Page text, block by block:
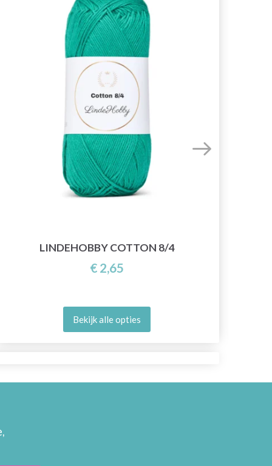
LINDEHOBBY COTTON 8/4
€ 2,65
Bekijk alle opties